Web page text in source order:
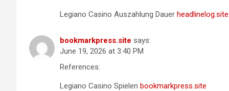
Legiano Casino Auszahlung Dauer headlinelog.site
bookmarkpress.site says:
June 19, 2026 at 3:40 PM
References:
Legiano Casino Spielen bookmarkpress.site